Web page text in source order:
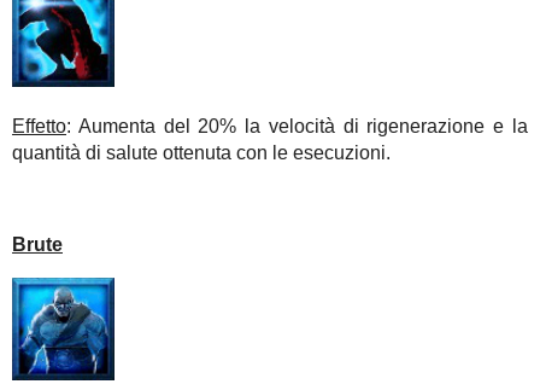
Effetto: Aumenta del 20% la velocità di rigenerazione e la
quantità di salute ottenuta con le esecuzioni.
Brute